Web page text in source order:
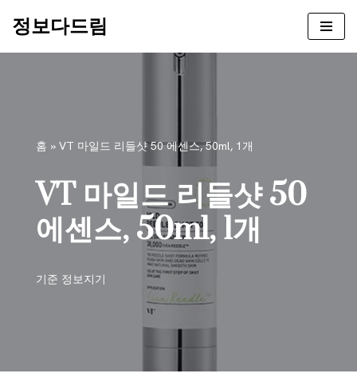
정보다드림
홈 » VT 마일드 리들샷 50 에센스, 50ml, 1개
VT 마일드 리들샷 50
에센스, 50ml, 1개
기준 정보지기